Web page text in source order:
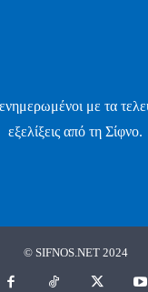
με τα
εξελίξεις από τη Σίφνο.
© SIFNOS.NET 2024